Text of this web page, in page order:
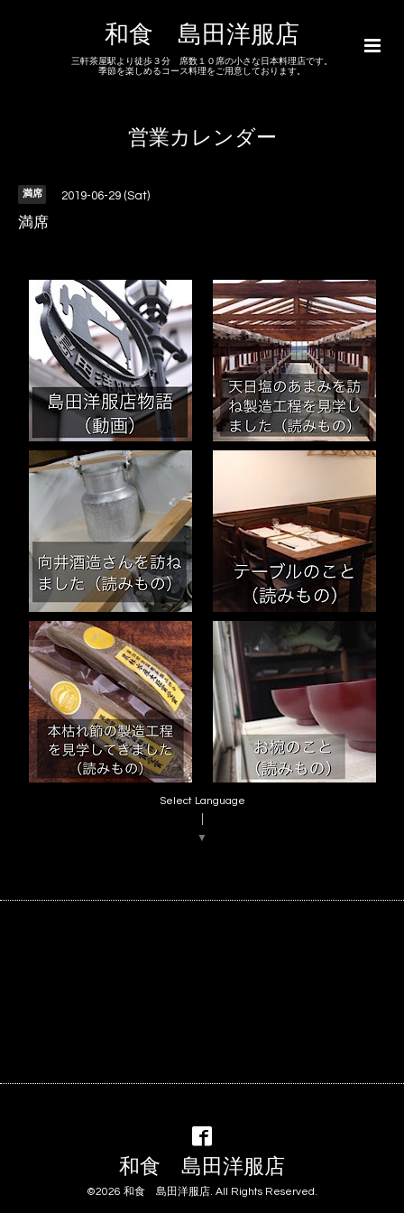
和食 島田洋服店
三軒茶屋駅より徒歩３分 席数１０席の小さな日本料理店です。
季節を楽しめるコース料理をご用意しております。
営業カレンダー
満席 2019-06-29 (Sat)
満席
Select Language
▼
和食 島田洋服店
©2026 和食 島田洋服店. All Rights Reserved.